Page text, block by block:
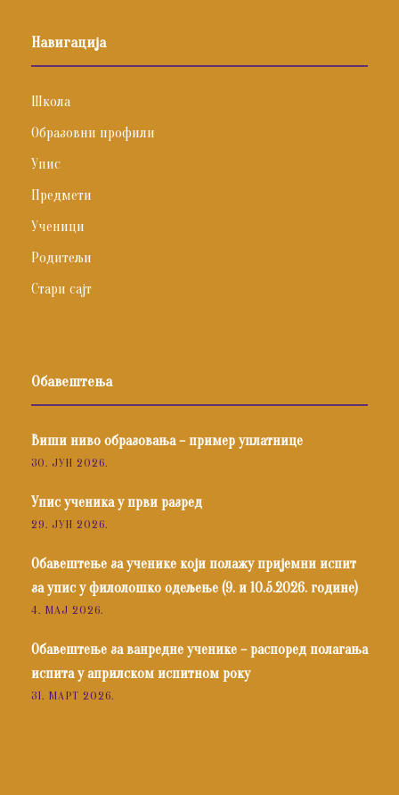
Навигација
Школа
Образовни профили
Упис
Предмети
Ученици
Родитељи
Стари сајт
Обавештења
Виши ниво образовања – пример уплатнице
30. ЈУН 2026.
Упис ученика у први разред
29. ЈУН 2026.
Обавештење за ученике који полажу пријемни испит
за упис у филолошко одељење (9. и 10.5.2026. године)
4. МАЈ 2026.
Обавештење за ванредне ученике – распоред полагања
испита у априлском испитном року
31. МАРТ 2026.